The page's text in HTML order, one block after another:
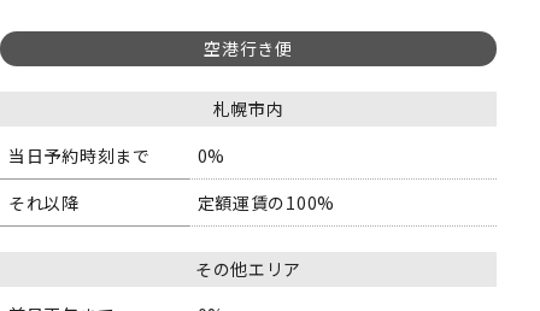
空港行き便
札幌市内
当日予約時刻まで
0%
それ以降
定額運賃の100%
その他エリア